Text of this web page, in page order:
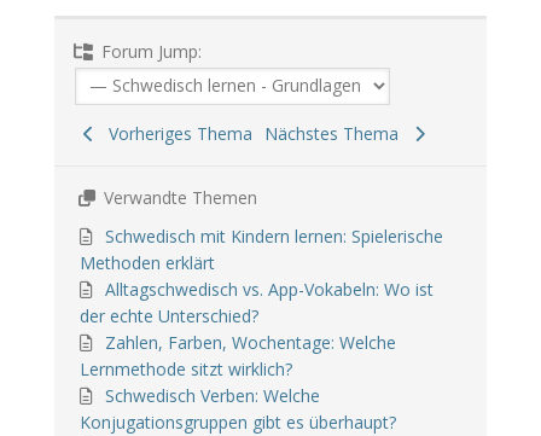
Forum Jump:
Vorheriges Thema Nächstes Thema
Verwandte Themen
Schwedisch mit Kindern lernen: Spielerische
Methoden erklärt
Alltagschwedisch vs. App-Vokabeln: Wo ist
der echte Unterschied?
Zahlen, Farben, Wochentage: Welche
Lernmethode sitzt wirklich?
Schwedisch Verben: Welche
Konjugationsgruppen gibt es überhaupt?